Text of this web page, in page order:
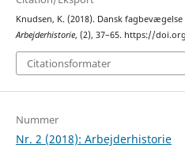
Knudsen, K. (2018). Dansk
Arbejderhistorie, (2), 37–65. https://
Citationsformater
Nummer
Nr. 2 (2018): Arbejderhistorie